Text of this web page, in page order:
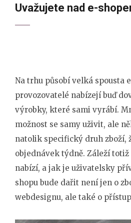
Uvažujete nad e-
Na trhu působí velká spousta
provozovatelé nabízejí buď
výrobky, které sami vyrábí.
možnost se samy uživit, ale
natolik specifický druh zboží,
objednávek týdně. Záleží
nabízí, a jak je uživatelsky
shopu bude dařit není jen o
webdesignu, ale také o